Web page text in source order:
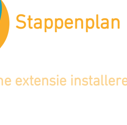
Stappenplan
extensie